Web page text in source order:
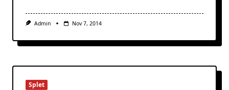
Admin Nov 7, 2014
Splet